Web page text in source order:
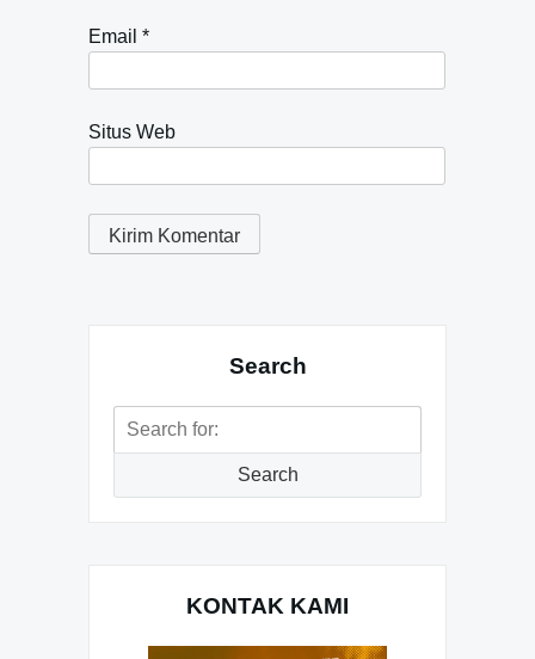
Email *
Situs Web
Search
Search
Search
KONTAK KAMI